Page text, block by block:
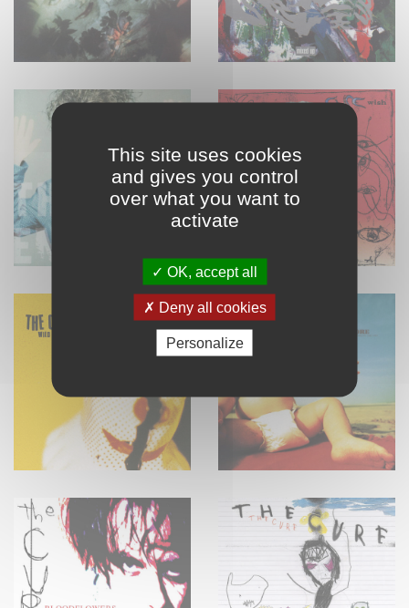
This site uses cookies
and gives you control
over what you want to
activate
OK, accept all
Deny all cookies
Personalize